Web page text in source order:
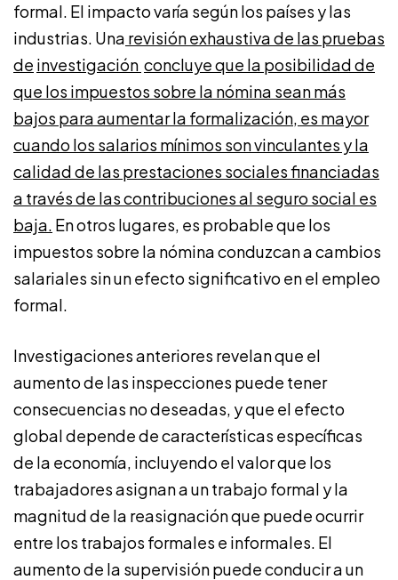
formal. El impacto varía según los países y las
industrias. Una revisión exhaustiva de las pruebas
de investigación concluye que la posibilidad de
que los impuestos sobre la nómina sean más
bajos para aumentar la formalización, es mayor
cuando los salarios mínimos son vinculantes y la
calidad de las prestaciones sociales financiadas
a través de las contribuciones al seguro social es
baja. En otros lugares, es probable que los
impuestos sobre la nómina conduzcan a cambios
salariales sin un efecto significativo en el empleo
formal.
Investigaciones anteriores revelan que el
aumento de las inspecciones puede tener
consecuencias no deseadas, y que el efecto
global depende de características específicas
de la economía, incluyendo el valor que los
trabajadores asignan a un trabajo formal y la
magnitud de la reasignación que puede ocurrir
entre los trabajos formales e informales. El
aumento de la supervisión puede conducir a un